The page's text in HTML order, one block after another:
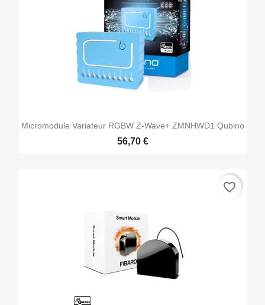
Micromodule Variateur RGBW Z-Wave+ ZMNHWD1 Qubino
56,70 €
favorite_border